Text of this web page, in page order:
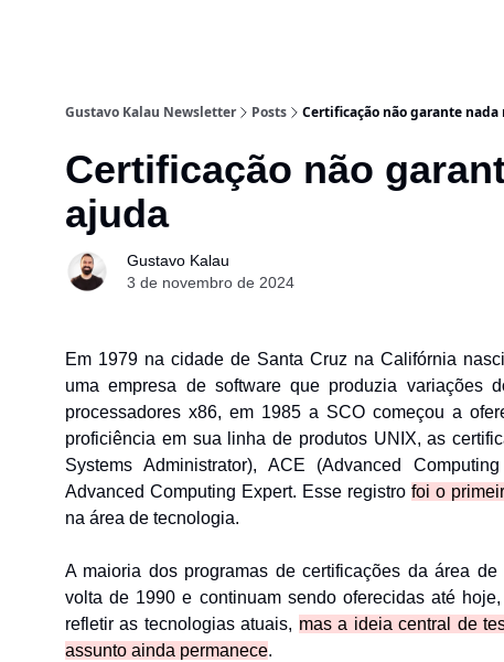
Gustavo Kalau Newsletter Posts Certificação não garante nada
Certificação não
ajuda
Gustavo Kalau
3 de novembro de 2024
Em 1979 na cidade de Santa Cruz na Califórnia
uma empresa de software que produzia variações
processadores x86, em 1985 a SCO começou a
proficiência em sua linha de produtos UNIX, as
Systems Administrator), ACE (Advanced
Advanced Computing Expert. Esse registro foi o
na área de tecnologia.
A maioria dos programas de certificações da área
volta de 1990 e continuam sendo oferecidas até
refletir as tecnologias atuais, mas a ideia central de
assunto ainda permanece.